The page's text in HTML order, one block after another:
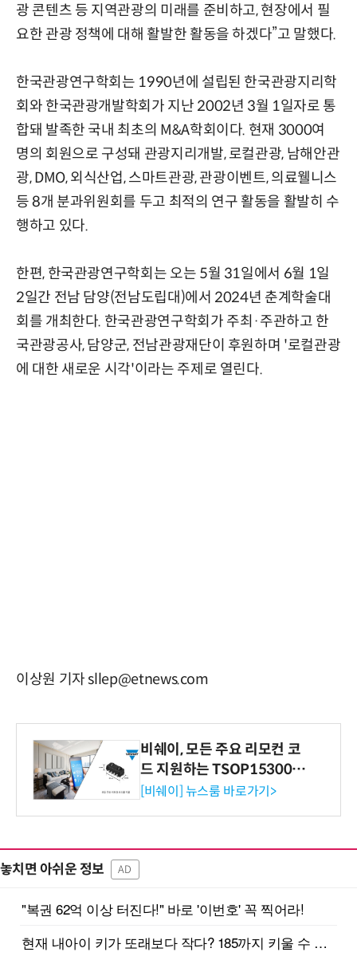
광 콘텐츠 등 지역관광의 미래를 준비하고, 현장에서 필
요한 관광 정책에 대해 활발한 활동을 하겠다”고 말했다.
한국관광연구학회는 1990년에 설립된 한국관광지리학
회와 한국관광개발학회가 지난 2002년 3월 1일자로 통
합돼 발족한 국내 최초의 M&A학회이다. 현재 3000여
명의 회원으로 구성돼 관광지리개발, 로컬관광, 남해안관
광, DMO, 외식산업, 스마트관광, 관광이벤트, 의료웰니스
등 8개 분과위원회를 두고 최적의 연구 활동을 활발히 수
행하고 있다.
한편, 한국관광연구학회는 오는 5월 31일에서 6월 1일
2일간 전남 담양(전남도립대)에서 2024년 춘계학술대
회를 개최한다. 한국관광연구학회가 주최·주관하고 한
국관광공사, 담양군, 전남관광재단이 후원하며 '로컬관광
에 대한 새로운 시각'이라는 주제로 열린다.
이상원 기자 sllep@etnews.com
비쉐이, 모든 주요 리모컨 코
드 지원하는 TSOP15300 시
리즈 IR 수신기 출시
[비쉐이] 뉴스룸 바로가기>
놓치면 아쉬운 정보 AD